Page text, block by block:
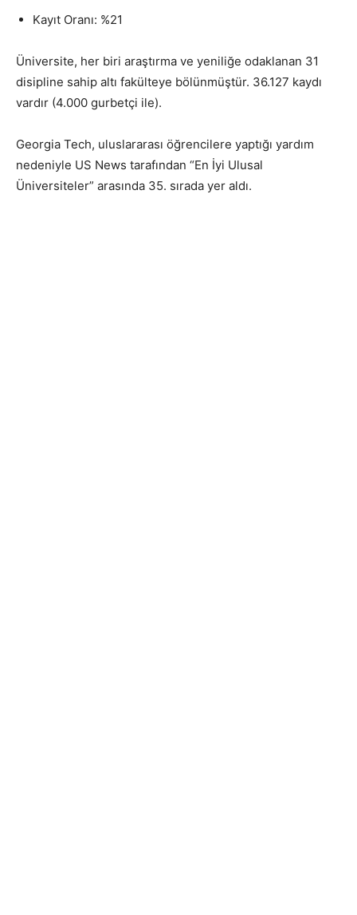
Kayıt Oranı: %21
Üniversite, her biri araştırma ve yeniliğe odaklanan 31
disipline sahip altı fakülteye bölünmüştür. 36.127 kaydı
vardır (4.000 gurbetçi ile).
Georgia Tech, uluslararası öğrencilere yaptığı yardım
nedeniyle US News tarafından “En İyi Ulusal
Üniversiteler” arasında 35. sırada yer aldı.